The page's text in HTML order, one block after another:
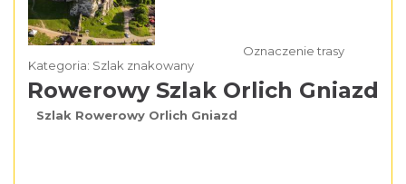
Kategoria: Szlak znakowany
Rowerowy Szlak Orlich Gniazd
Szlak Rowerowy Orlich Gniazd
Oznaczenie trasy